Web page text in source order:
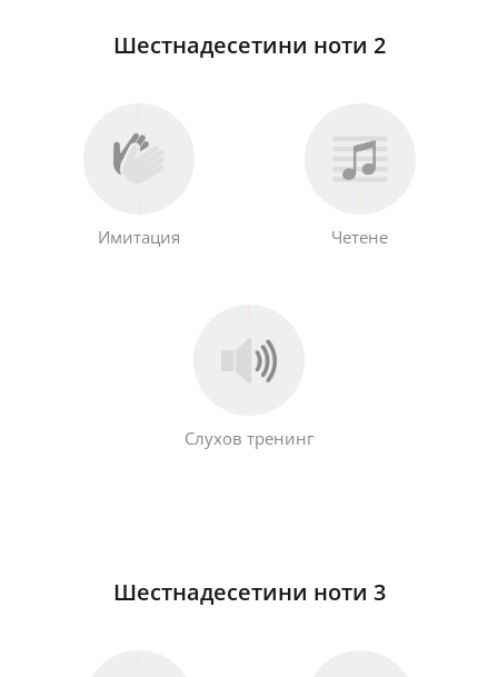
Шестнадесетини ноти 2
Имитация Четене
Слухов тренинг
Шестнадесетини ноти 3